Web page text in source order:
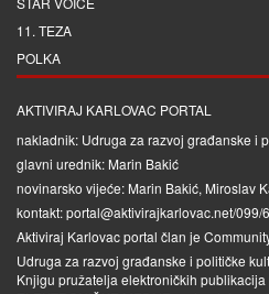
11. TEZA
POLKA
AKTIVIRAJ KARLOVAC PORTAL
nakladnik: Udruga za razvoj građanske i
glavni urednik: Marin Bakić
novinarsko vijeće: Marin Bakić, Miroslav
kontakt: portal@aktivirajkarlovac.net/099/
Aktiviraj Karlovac portal član je
Udruga za razvoj građanske i političke
Knjigu pružatelja elektroničkih publikacija